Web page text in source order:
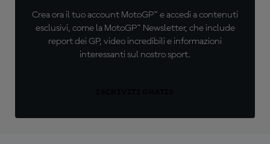
Crea ora il tuo account MotoGP™ e accedi a contenuti
esclusivi, come la MotoGP™ Newsletter, che include
report dei GP, video incredibili e informazioni
interessanti sul nostro sport.